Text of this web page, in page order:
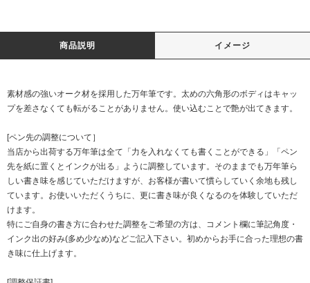
商品説明 イメージ
素材感の強いオーク材を採用した万年筆です。太めの六角形のボディはキャッ
プを差さなくても転がることがありません。使い込むことで艶が出てきます。
[ペン先の調整について］
当店から出荷する万年筆は全て「力を入れなくても書くことができる」「ペン
先を紙に置くとインクが出る」ように調整しています。そのままでも万年筆ら
しい書き味を感じていただけますが、お客様が書いて慣らしていく余地も残し
ています。お使いいただくうちに、更に書き味が良くなるのを体験していただ
けます。
特にご自身の書き方に合わせた調整をご希望の方は、コメント欄に筆記角度・
インク出の好み(多め少なめ)などご記入下さい。初めからお手に合った理想の書
き味に仕上げます。